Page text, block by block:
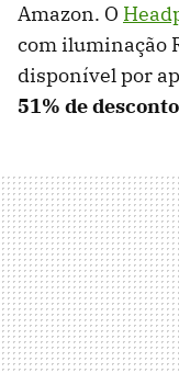
Amazon. O
com iluminação
disponível por
51% de desconto